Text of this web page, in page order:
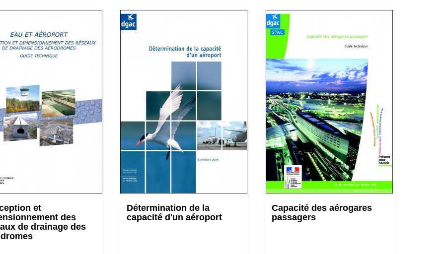
et
des
de drainage des
Détermination de la
capacité d'un aéroport
Capacité des aérogares
passagers